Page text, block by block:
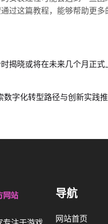
过这篇教程，能够帮助更
揭晓或将在未来几个月正式
数字化转型路径与创新实践
导航
网站首页